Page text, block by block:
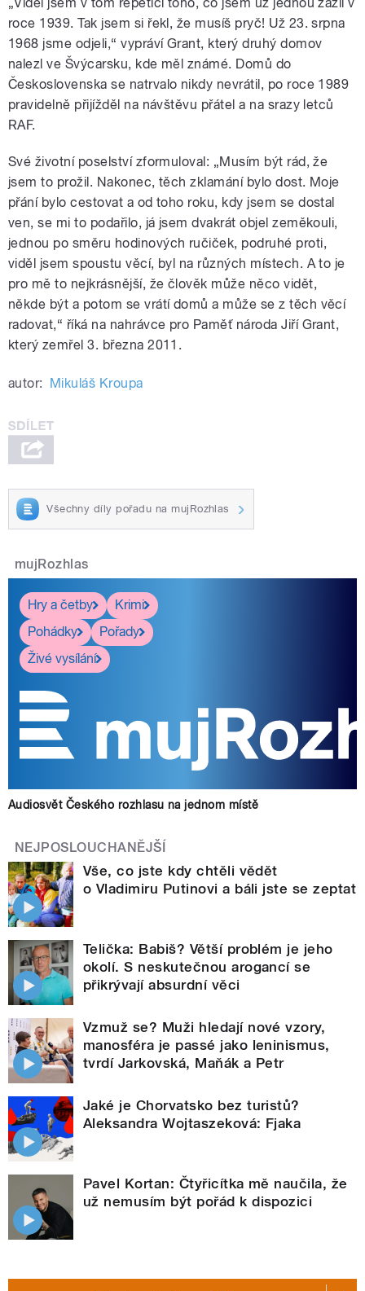
roce 1939. Tak jsem si řekl, že musíš pryč! Už 23. srpna
1968 jsme odjeli,“ vypráví Grant, který druhý domov
nalezl ve Švýcarsku, kde měl známé. Domů do
Československa se natrvalo nikdy nevrátil, po roce 1989
pravidelně přijížděl na návštěvu přátel a na srazy letců
RAF.
Své životní poselství zformuloval: „Musím být rád, že
jsem to prožil. Nakonec, těch zklamání bylo dost. Moje
přání bylo cestovat a od toho roku, kdy jsem se dostal
ven, se mi to podařilo, já jsem dvakrát objel zeměkouli,
jednou po směru hodinových ručiček, podruhé proti,
viděl jsem spoustu věcí, byl na různých místech. A to je
pro mě to nejkrásnější, že člověk může něco vidět,
někde být a potom se vrátí domů a může se z těch věcí
radovat,“ říká na nahrávce pro Paměť národa Jiří Grant,
který zemřel 3. března 2011.
autor: Mikuláš Kroupa
Všechny díly pořadu na mujRozhlas
mujRozhlas
Hry a četby
Krimi
Pohádky
Pořady
Živé vysílání
Audiosvět Českého rozhlasu na jednom místě
NEJPOSLOUCHANĚJŠÍ
Vše, co jste kdy chtěli vědět
o Vladimiru Putinovi a báli jste se zeptat
Telička: Babiš? Větší problém je jeho
okolí. S neskutečnou arogancí se
přikrývají absurdní věci
Vzmuž se? Muži hledají nové vzory,
manosféra je passé jako leninismus,
tvrdí Jarkovská, Maňák a Petr
Jaké je Chorvatsko bez turistů?
Aleksandra Wojtaszeková: Fjaka
Pavel Kortan: Čtyřicítka mě naučila, že
už nemusím být pořád k dispozici